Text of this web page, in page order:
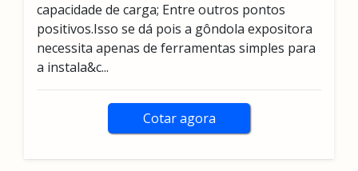
capacidade de carga; Entre outros pontos
positivos.Isso se dá pois a gôndola expositora
necessita apenas de ferramentas simples para
a instala&c...
Cotar agora